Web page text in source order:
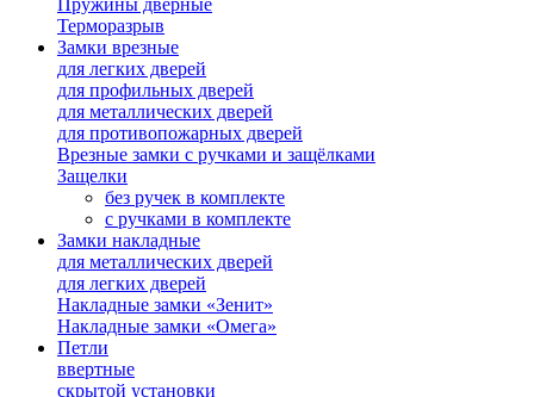
Пружины дверные
Терморазрыв
Замки врезные
для легких дверей
для профильных дверей
для металлических дверей
для противопожарных дверей
Врезные замки с ручками и защёлками
Защелки
без ручек в комплекте
с ручками в комплекте
Замки накладные
для металлических дверей
для легких дверей
Накладные замки «Зенит»
Накладные замки «Омега»
Петли
ввертные
скрытой установки